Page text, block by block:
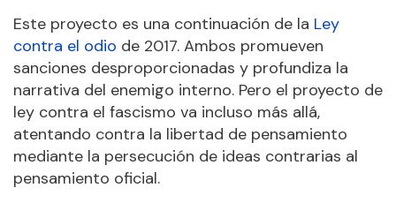
Este proyecto es una continuación de la Ley
contra el odio de 2017. Ambos promueven
sanciones desproporcionadas y profundiza la
narrativa del enemigo interno. Pero el proyecto de
ley contra el fascismo va incluso más allá,
atentando contra la libertad de pensamiento
mediante la persecución de ideas contrarias al
pensamiento oficial.